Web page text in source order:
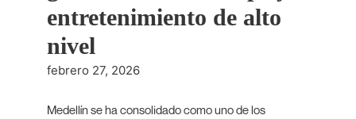
entretenimiento de alto
nivel
febrero 27, 2026
Medellín se ha consolidado como uno de los